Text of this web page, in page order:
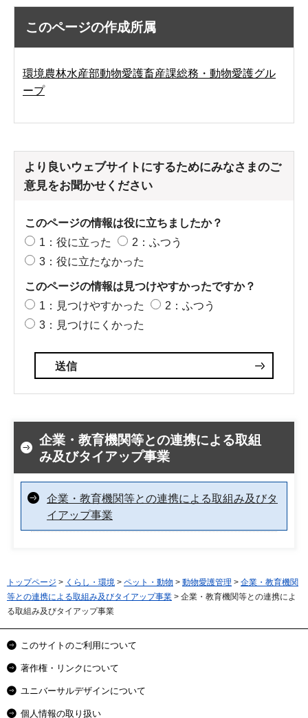
このページの作成所属
環境農林水産部動物愛護畜産課総務・動物愛護グル
ープ
より良いウェブサイトにするためにみなさまのご
意見をお聞かせください
このページの情報は役に立ちましたか？
1：役に立った
2：ふつう
3：役に立たなかった
このページの情報は見つけやすかったですか？
1：見つけやすかった
2：ふつう
3：見つけにくかった
企業・教育機関等との連携による取組
み及びタイアップ事業
企業・教育機関等との連携による取組み及びタ
イアップ事業
トップページ > くらし・環境 > ペット・動物 > 動物愛護管理 > 企業・教育機関
等との連携による取組み及びタイアップ事業 > 企業・教育機関等との連携によ
る取組み及びタイアップ事業
このサイトのご利用について
著作権・リンクについて
ユニバーサルデザインについて
個人情報の取り扱い